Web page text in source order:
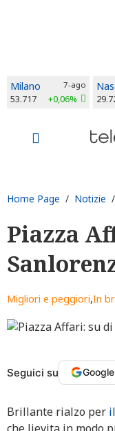
Milano 7-ago
53.717 +0,06%
Home Page / Notizie
Piazza
Migliori e peggiori,In
Seguici su Google
Brillante rialzo per